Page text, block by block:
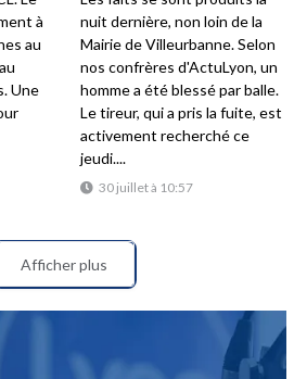
à
au
Une
30 juillet à 10:57
nuit dernière, non loin de la
Mairie de Villeurbanne. Selon
nos confrères d'ActuLyon, un
homme a été blessé par balle.
Le tireur, qui a pris la fuite, est
activement recherché ce
jeudi....
Afficher plus